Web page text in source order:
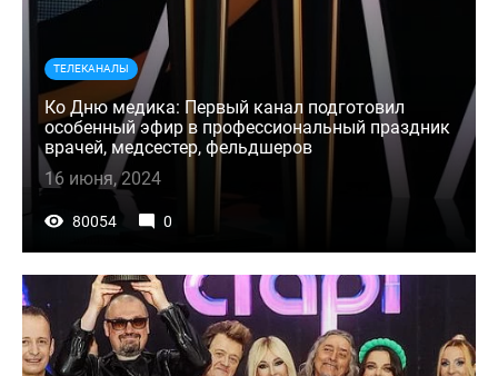
ТЕЛЕКАНАЛЫ
Ко Дню медика: Первый канал подготовил
особенный эфир в профессиональный праздник
врачей, медсестер, фельдшеров
16 июня, 2024
80054 0